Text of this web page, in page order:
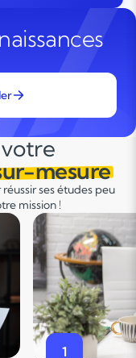
mesure
ses études peu
mission !
2